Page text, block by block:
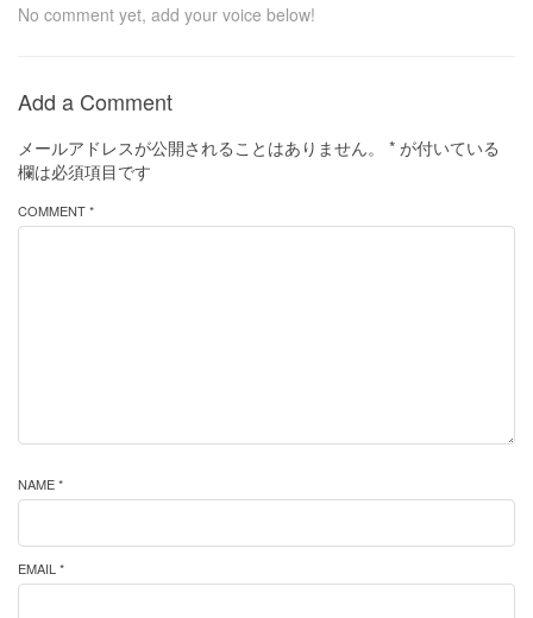
No comment yet, add your voice below!
Add a Comment
メールアドレスが公開されることはありません。 * が付いている
欄は必須項目です
COMMENT *
NAME *
EMAIL *